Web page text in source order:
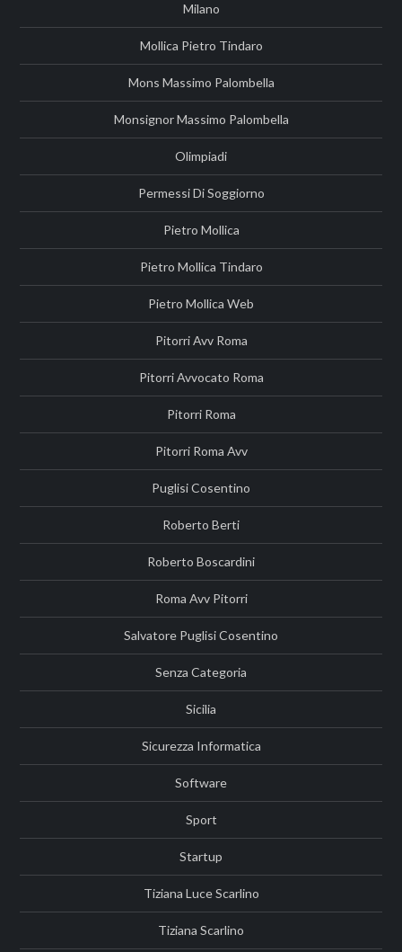
Milano
Mollica Pietro Tindaro
Mons Massimo Palombella
Monsignor Massimo Palombella
Olimpiadi
Permessi Di Soggiorno
Pietro Mollica
Pietro Mollica Tindaro
Pietro Mollica Web
Pitorri Avv Roma
Pitorri Avvocato Roma
Pitorri Roma
Pitorri Roma Avv
Puglisi Cosentino
Roberto Berti
Roberto Boscardini
Roma Avv Pitorri
Salvatore Puglisi Cosentino
Senza Categoria
Sicilia
Sicurezza Informatica
Software
Sport
Startup
Tiziana Luce Scarlino
Tiziana Scarlino